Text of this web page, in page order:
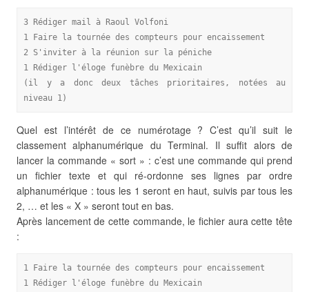
3 Rédiger mail à Raoul Volfoni
1 Faire la tournée des compteurs pour encaissement
2 S'inviter à la réunion sur la péniche
1 Rédiger l'éloge funèbre du Mexicain
(il y a donc deux tâches prioritaires, notées au
niveau 1)
Quel est l’intérêt de ce numérotage ? C’est qu’il suit le
classement alphanumérique du Terminal. Il suffit alors de
lancer la commande « sort » : c’est une commande qui prend
un fichier texte et qui ré-ordonne ses lignes par ordre
alphanumérique : tous les 1 seront en haut, suivis par tous les
2, … et les « X » seront tout en bas.
Après lancement de cette commande, le fichier aura cette tête
:
1 Faire la tournée des compteurs pour encaissement
1 Rédiger l'éloge funèbre du Mexicain